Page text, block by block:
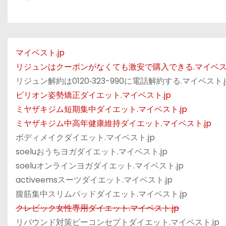
マイベスト.jp
リジュンはクーポンがなくても激安で購入できる.マイベ
リジュン解約は0120‐323-990に電話解約する.マイベスト
ビリオン姿勢矯正ダイエット.マイベスト.jp
ミヤザキジム短期集中ダイエット.マイベスト.jp
ミヤザキジム中高年健康維持ダイエット.マイベスト.jp
ボディメイクダイエット.マイベスト.jp
soeluおうちヨガダイエット.マイベスト.jp
soeluオンラインヨガダイエット.マイベスト.jp
activeemsスーツダイエット.マイベスト.jp
腹筋集中スリムパッドダイエット.マイベスト.jp
クレビック女性専用ダイエット.マイベスト.jp
リバウンド対策ビーコンセプトダイエット.マイベスト.jp